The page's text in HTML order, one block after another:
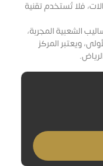
فلا تُستخدم تقنية
الشعبية المجربة،
ويعتبر المركز